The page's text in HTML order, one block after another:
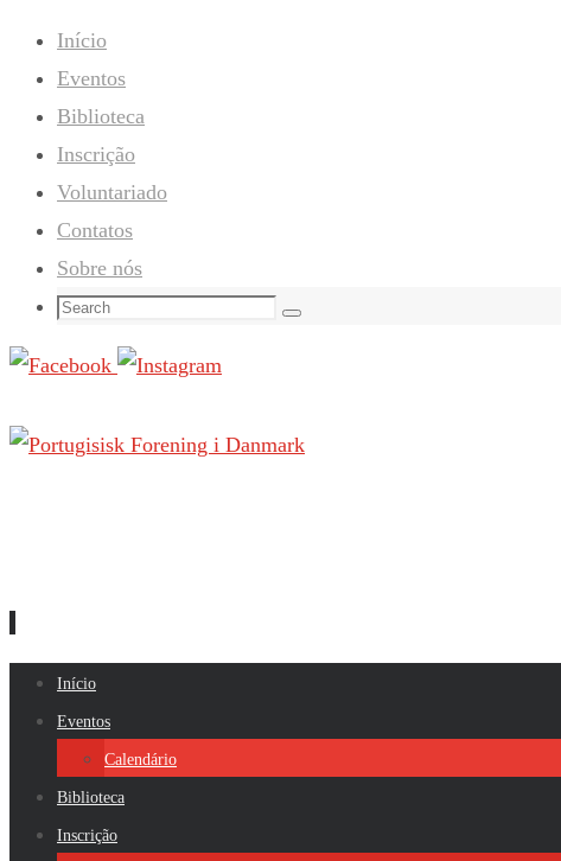
Início
Eventos
Biblioteca
Inscrição
Voluntariado
Contatos
Sobre nós
Search
Search
Skip
Início
Eventos
Calendário
Biblioteca
Inscrição